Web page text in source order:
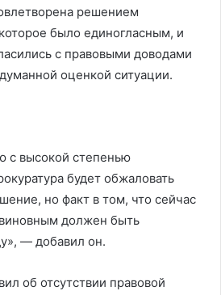
решением
было единогласным, и
с правовыми доводами
оценкой ситуации.
с высокой степенью
будет обжаловать
но факт в том, что сейчас
должен быть
— добавил он.
об отсутствии правовой